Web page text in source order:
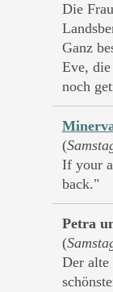
Die
Ganz
Eve,
noch
(
If your
back."
Petra
(
Der alte